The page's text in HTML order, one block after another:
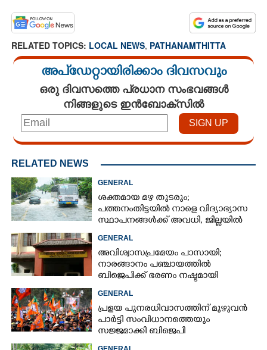
RELATED TOPICS: LOCAL NEWS, PATHANAMTHITTA
അപ്ഡേറ്റായിരിക്കാം ദിവസവും
ഒരു ദിവസത്തെ പ്രധാന സംഭവങ്ങൾ
നിങ്ങളുടെ ഇൻബോക്സിൽ
RELATED NEWS
GENERAL
ശക്തമായ മഴ തുടരും;
പത്തനംതിട്ടയിൽ നാളെ വിദ്യാഭ്യാസ
സ്ഥാപനങ്ങൾക്ക് അവധി,​ ജില്ലയിൽ
GENERAL
അവിശ്വാസപ്രമേയം പാസായി;
നാരങ്ങാനം പഞ്ചായത്തിൽ
ബിജെപിക്ക് ഭരണം നഷ്ടമായി
GENERAL
പ്രളയ പുനരധിവാസത്തിന് മുഴുവൻ
പാർട്ടി സംവിധാനത്തെയും
സജ്ജമാക്കി ബിജെപി